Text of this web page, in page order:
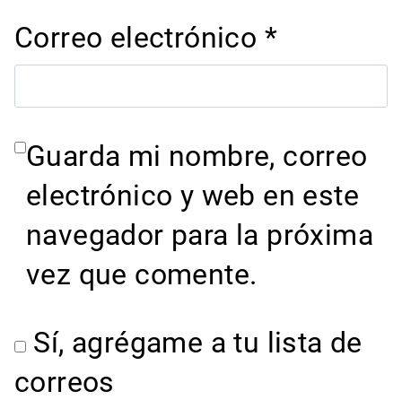
Correo electrónico *
Guarda mi nombre, correo
electrónico y web en este
navegador para la próxima
vez que comente.
Sí, agrégame a tu lista de
correos